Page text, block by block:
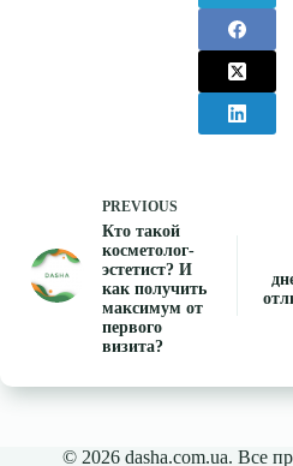
PREVIOUS
Кто такой
косметолог-
эстетист? И
как получить
максимум от
первого
визита?
© 2026 dasha.com.ua. Все